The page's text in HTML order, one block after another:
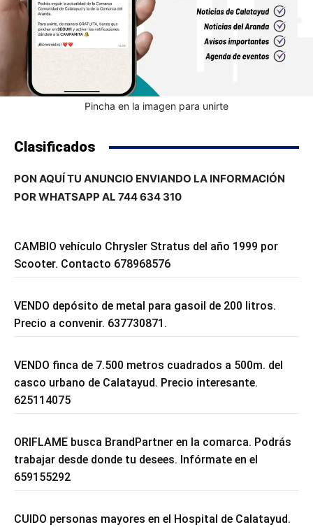
Pincha en la imagen para unirte
Clasificados
PON AQUÍ TU ANUNCIO ENVIANDO LA INFORMACIÓN
POR WHATSAPP AL 744 634 310
CAMBIO vehículo Chrysler Stratus del año 1999 por
Scooter. Contacto 678968576
VENDO depósito de metal para gasoil de 200 litros.
Precio a convenir. 637730871.
VENDO finca de 7.500 metros cuadrados a 500m. del
casco urbano de Calatayud. Precio interesante.
625114075
ORIFLAME busca BrandPartner en la comarca. Podrás
trabajar desde donde tu desees. Infórmate en el
659155292
CUIDO personas mayores en el Hospital de Calatayud.